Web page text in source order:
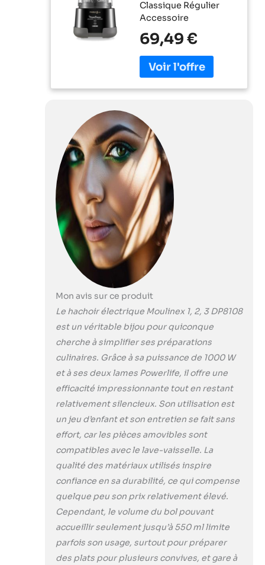
W, 2 lames
Powerlife,
capacité de
jusqu'à 350 g/550
ml, couvercle
hermétique,
système de
protection
surchauffe,
compact, noir
Classique Régulier
Accessoire
69,49 €
Mon avis sur ce produit
Le hachoir électrique Moulinex 1, 2, 3 DP8108
est un véritable bijou pour quiconque
cherche à simplifier ses préparations
culinaires. Grâce à sa puissance de 1000 W
et à ses deux lames Powerlife, il offre une
efficacité impressionnante tout en restant
relativement silencieux. Son utilisation est
un jeu d’enfant et son entretien se fait sans
effort, car les pièces amovibles sont
compatibles avec le lave-vaisselle. La
qualité des matériaux utilisés inspire
confiance en sa durabilité, ce qui compense
quelque peu son prix relativement élevé.
Cependant, le volume du bol pouvant
accueillir seulement jusqu’à 550 ml limite
parfois son usage, surtout pour préparer
des plats pour plusieurs convives, et gare à